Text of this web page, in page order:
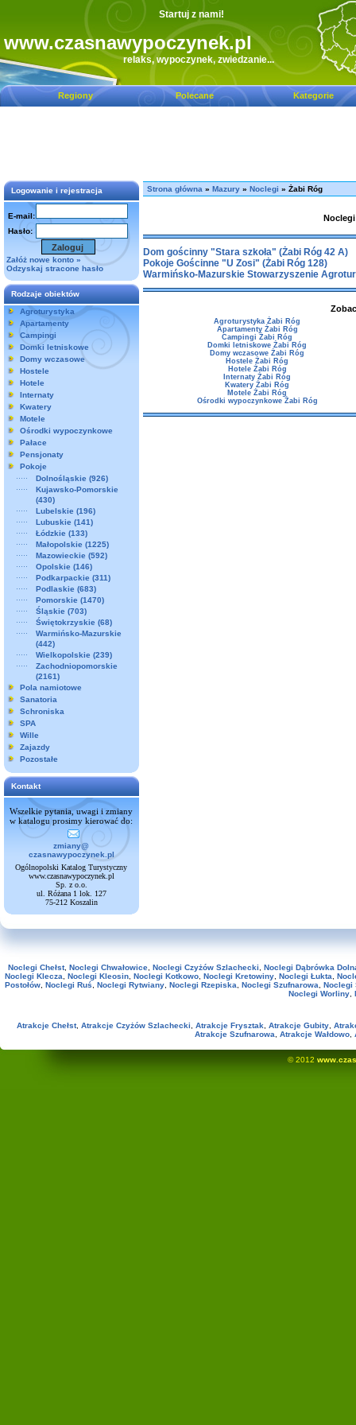
Startuj z nami!
www.czasnawypoczynek.pl
relaks, wypoczynek, zwiedzanie...
Regiony Polecane Kategorie
Strona główna » Mazury » Noclegi » Żabi Róg
Dom gościnny "Stara szkoła" (Żabi Róg 42 A)
Pokoje Gościnne "U Zosi" (Żabi Róg 128)
Warmińsko-Mazurskie Stowarzyszenie
Agroturystyka Żabi Róg
Apartamenty Żabi Róg
Campingi Żabi Róg
Domki letniskowe Żabi Róg
Domy wczasowe Żabi Róg
Hostele Żabi Róg
Hotele Żabi Róg
Internaty Żabi Róg
Kwatery Żabi Róg
Motele Żabi Róg
Ośrodki wypoczynkowe Żabi Róg
Logowanie i rejestracja
E-mail:
Hasło:
Załóż nowe konto »
Odzyskaj stracone hasło
Rodzaje obiektów
Agroturystyka
Apartamenty
Campingi
Domki letniskowe
Domy wczasowe
Hostele
Hotele
Internaty
Kwatery
Motele
Ośrodki wypoczynkowe
Pałace
Pensjonaty
Pokoje
Dolnośląskie (926)
Kujawsko-Pomorskie
(430)
Lubelskie (196)
Lubuskie (141)
Łódzkie (133)
Małopolskie (1225)
Mazowieckie (592)
Opolskie (146)
Podkarpackie (311)
Podlaskie (683)
Pomorskie (1470)
Śląskie (703)
Świętokrzyskie (68)
Warmińsko-Mazurskie
(442)
Wielkopolskie (239)
Zachodniopomorskie
(2161)
Pola namiotowe
Sanatoria
Schroniska
SPA
Wille
Zajazdy
Pozostałe
Kontakt
Wszelkie pytania, uwagi i zmiany
w katalogu prosimy kierować do:
zmiany@
czasnawypoczynek.pl
Ogólnopolski Katalog Turystyczny
www.czasnawypoczynek.pl
Sp. z o.o.
ul. Różana 1 lok. 127
75-212 Koszalin
Noclegi Chełst,Noclegi Chwałowice ,Noclegi Czyżów Szlachecki ,Noclegi Dąbrówka
Noclegi Klecza
Noclegi Kleosin Noclegi Kotkowo Noclegi Kretowiny Noclegi Łukta
Postołów ,Noclegi Ruś ,Noclegi Rytwiany ,Noclegi Rzepiska ,Noclegi Szufnarowa ,Noclegi
Noclegi Worliny
Atrakcje Chełst,Atrakcje Czyżów Szlachecki ,Atrakcje Frysztak ,Atrakcje Gubity ,
Atrakcje Szufnarowa
Atrakcje Wałdowo
© 2012